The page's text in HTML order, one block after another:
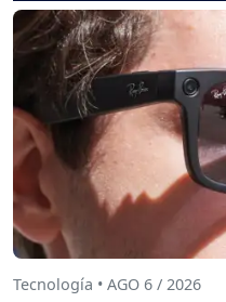
Tecnología • AGO 6 / 2026